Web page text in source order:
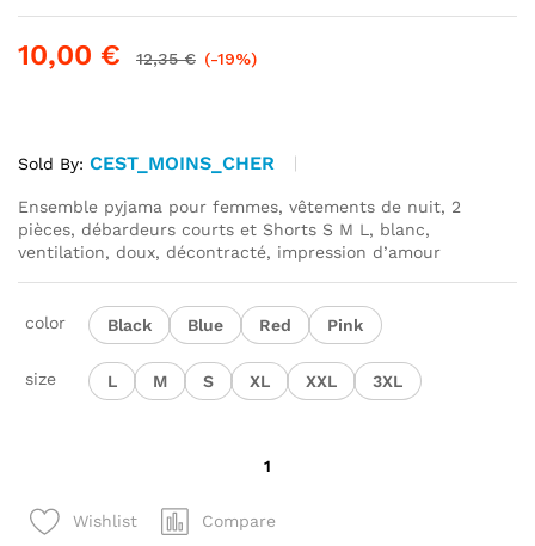
10,00 € 12,35€ (-19%)
Sold By: CEST_MOINS_CHER
Ensemble pyjama pour femmes, vêtements de nuit, 2
pièces, débardeurs courts et Shorts S M L, blanc,
ventilation, doux, décontracté, impression d’amour
color Black Blue Red Pink
size L M S XL XXL 3XL
Ensemble
pyjama
Wishlist Compare